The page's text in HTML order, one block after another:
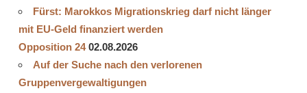
Fürst: Marokkos Migrationskrieg darf nicht länger
mit EU-Geld finanziert werden
Opposition 24 02.08.2026
Auf der Suche nach den verlorenen
Gruppenvergewaltigungen